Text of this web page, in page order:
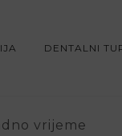
DENTALNI
vrijeme